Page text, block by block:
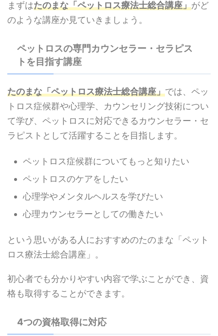
まずはたのまな「ペットロス療法士総合講座」がど
のような講座か見ていきましょう。
ペットロスの専門カウンセラー・セラピス
トを目指す講座
たのまな「ペットロス療法士総合講座」では、ペッ
トロス症候群や心理学、カウンセリング技術につい
て学び、ペットロスに対応できるカウンセラー・セ
ラピストとして活躍することを目指します。
ペットロス症候群についてもっと知りたい
ペットロスのケアをしたい
心理学やメンタルヘルスを学びたい
心理カウンセラーとしての働きたい
という思いがある人におすすめのたのまな「ペット
ロス療法士総合講座」。
初心者でも分かりやすい内容で学ぶことができ、資
格も取得することができます。
4つの資格取得に対応